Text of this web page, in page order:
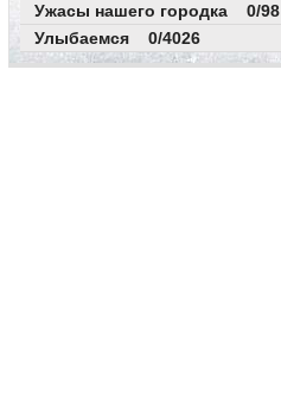
Ужасы нашего городка 0/98
Улыбаемся 0/4026